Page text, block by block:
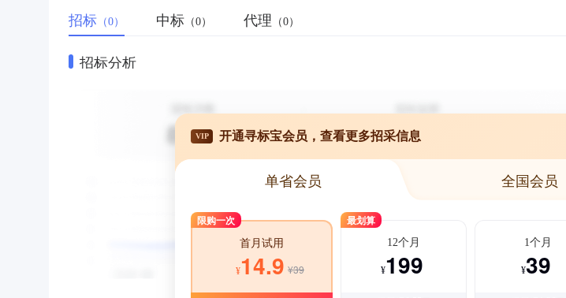
招标 （0） 中标 （0） 代理 （0）
招标分析
VIP 开通寻标宝会员，查看更多招采信息
单省会员 全国会员
限购一次
首月试用
¥14.9 ¥39
最划算
12个月
¥199
1个月
¥39